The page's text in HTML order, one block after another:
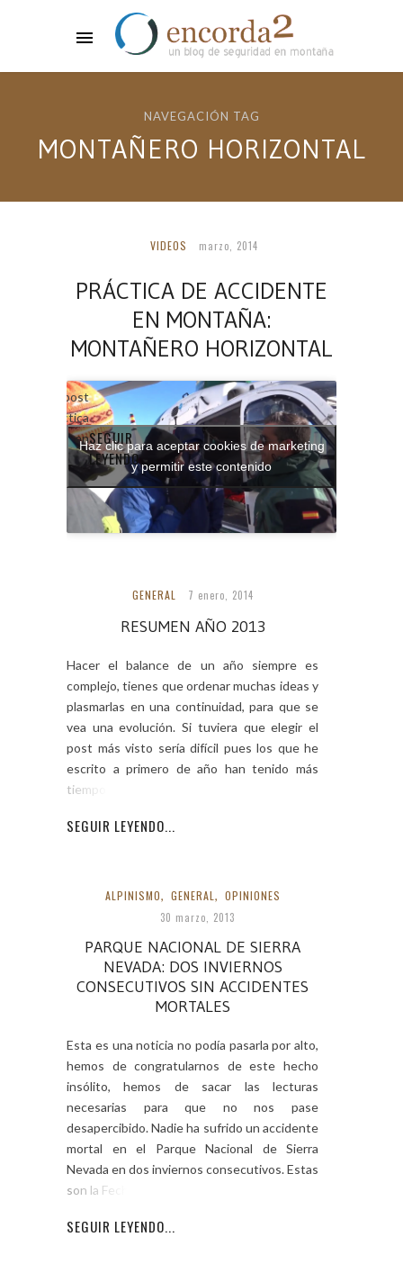
NAVEGACIÓN TAG
MONTAÑERO HORIZONTAL
VIDEOS marzo, 2014
PRÁCTICA DE ACCIDENTE
EN MONTAÑA:
MONTAÑERO HORIZONTAL
el post
Práctica
enSEGUIR
LEYENDO...
Haz clic para aceptar cookies de marketing
y permitir este contenido
GENERAL 7 enero, 2014
RESUMEN AÑO 2013
Hacer el balance de un año siempre es
complejo, tienes que ordenar muchas ideas y
plasmarlas en una continuidad, para que se
vea una evolución. Si tuviera que elegir el
post más visto sería difícil pues los que he
escrito a primero de año han tenido más
tiempo que los
SEGUIR LEYENDO...
ALPINISMO, GENERAL , OPINIONES
30 marzo, 2013
PARQUE NACIONAL DE SIERRA
NEVADA: DOS INVIERNOS
CONSECUTIVOS SIN ACCIDENTES
MORTALES
Esta es una noticia no podía pasarla por alto,
hemos de congratularnos de este hecho
insólito, hemos de sacar las lecturas
necesarias para que no nos pase
desapercibido. Nadie ha sufrido un accidente
mortal en el Parque Nacional de Sierra
Nevada en dos inviernos consecutivos. Estas
son la Fechas: van
SEGUIR LEYENDO...